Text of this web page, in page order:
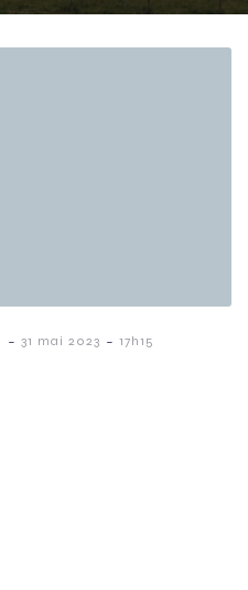
- 31 mai 2023 - 17h15